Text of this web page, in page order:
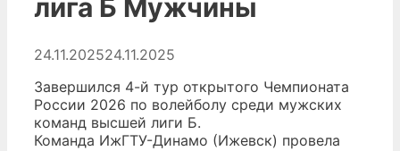
лига Б Мужчины
24.11.202524.11.2025
Завершился 4-й тур открытого Чемпионата
России 2026 по волейболу среди мужских
команд высшей лиги Б.
Команда ИжГТУ-Динамо (Ижевск) провела